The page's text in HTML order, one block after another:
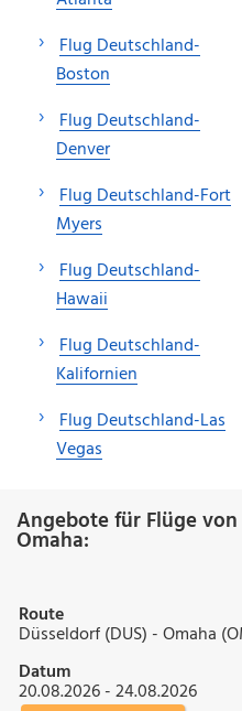
Flug Deutschland-
Boston
Flug Deutschland-
Denver
Flug Deutschland-Fort
Myers
Flug Deutschland-
Hawaii
Flug Deutschland-
Kalifornien
Flug Deutschland-Las
Vegas
Angebote für Flüge
Omaha:
Route
Düsseldorf (DUS) - Omaha
Datum
20.08.2026 - 24.08.2026